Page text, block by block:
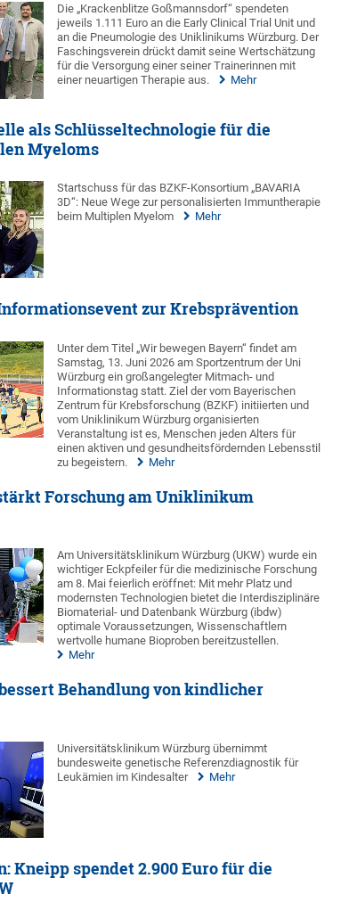
Die „Krackenblitze Goßmannsdorf“ spendeten
jeweils 1.111 Euro an die Early Clinical Trial Unit und
an die Pneumologie des Uniklinikums Würzburg. Der
Faschingsverein drückt damit seine Wertschätzung
für die Versorgung einer seiner Trainerinnen mit
einer neuartigen Therapie aus.
Mehr
als Schlüsseltechnologie für die
Myeloms
Startschuss für das BZKF-Konsortium „BAVARIA
3D“: Neue Wege zur personalisierten Immuntherapie
beim Multiplen Myelom
Mehr
zur Krebsprävention
Unter dem Titel „Wir bewegen Bayern“ findet am
Samstag, 13. Juni 2026 am Sportzentrum der Uni
Würzburg ein großangelegter Mitmach- und
Informationstag statt. Ziel der vom Bayerischen
Zentrum für Krebsforschung (BZKF) initiierten und
vom Uniklinikum Würzburg organisierten
Veranstaltung ist es, Menschen jeden Alters für
einen aktiven und gesundheitsfördernden Lebensstil
zu begeistern.
Mehr
Forschung am Uniklinikum
Am Universitätsklinikum Würzburg (UKW) wurde ein
wichtiger Eckpfeiler für die medizinische Forschung
am 8. Mai feierlich eröffnet: Mit mehr Platz und
modernsten Technologien bietet die Interdisziplinäre
Biomaterial- und Datenbank Würzburg (ibdw)
optimale Voraussetzungen, Wissenschaftlern
wertvolle humane Bioproben bereitzustellen.
Mehr
Behandlung von kindlicher
Universitätsklinikum Würzburg übernimmt
bundesweite genetische Referenzdiagnostik für
Leukämien im Kindesalter
Mehr
Kneipp spendet 2.900 Euro für die